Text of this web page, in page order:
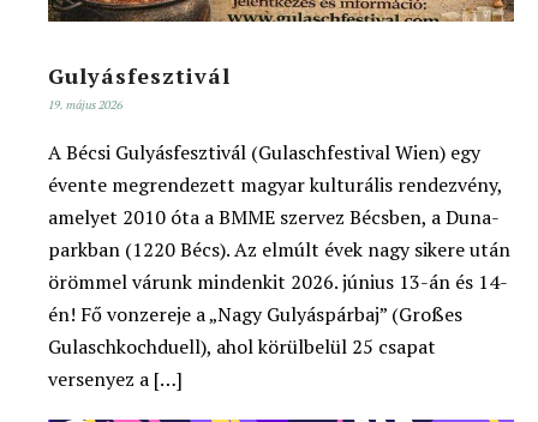
Gulyásfesztivál
19. május 2026
A Bécsi Gulyásfesztivál (Gulaschfestival Wien) egy
évente megrendezett magyar kulturális rendezvény,
amelyet 2010 óta a BMME szervez Bécsben, a Duna-
parkban (1220 Bécs). Az elmúlt évek nagy sikere után
örömmel várunk mindenkit 2026. június 13-án és 14-
én! Fő vonzereje a „Nagy Gulyáspárbaj” (Großes
Gulaschkochduell), ahol körülbelül 25 csapat
versenyez a […]